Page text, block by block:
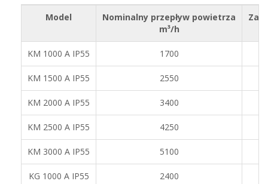
Model
Nominalny przepływ powietrza
m³/h
KM 1000 A IP55 1700
KM 1500 A IP55 2550
KM 2000 A IP55 3400
KM 2500 A IP55 4250
KM 3000 A IP55 5100
KG 1000 A IP55 2400